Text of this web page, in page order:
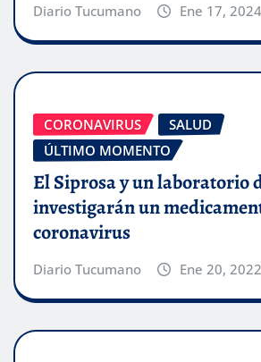
Diario Tucumano Ene 17, 2024
CORONAVIRUS
SALUD
ÚLTIMO MOMENTO
El Siprosa y un laboratorio
investigarán un
coronavirus
Diario Tucumano Ene 20, 2022